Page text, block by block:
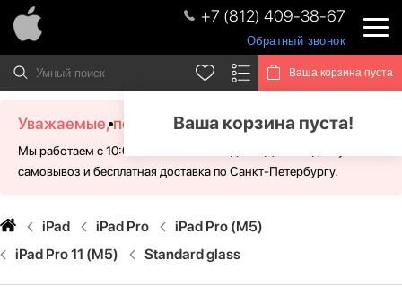
+7 (812) 409-38-67
Обратный звонок
Ваша корзина пуста
Ваша корзина пуста!
Уважаемые, посетители!
Мы работаем с 10:00 - 21:00 без выходных. Для Вас доступен
самовывоз и бесплатная доставка по Санкт-Петербургу.
iPad iPad Pro
iPad Pro (M5)
iPad Pro 11 (M5)
Standard glass